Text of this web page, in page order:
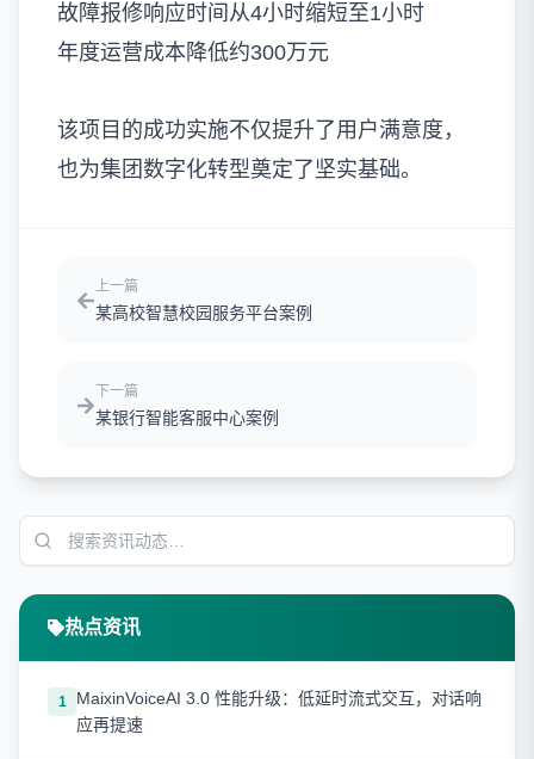
故障报修响应时间从4小时缩短至1小时
年度运营成本降低约300万元
该项目的成功实施不仅提升了用户满意度，
也为集团数字化转型奠定了坚实基础。
上一篇
某高校智慧校园服务平台案例
下一篇
某银行智能客服中心案例
热点资讯
1
MaixinVoiceAI 3.0 性能升级：低延时流式交互，对话响
应再提速